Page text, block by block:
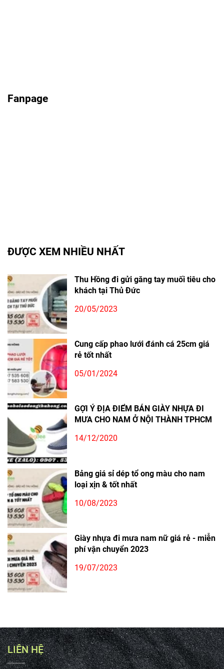
Fanpage
ĐƯỢC XEM NHIỀU NHẤT
Thu Hồng đi gửi găng tay muối tiêu cho
khách tại Thủ Đức
20/05/2023
Cung cấp phao lưới đánh cá 25cm giá
rẻ tốt nhất
05/01/2024
GỢI Ý ĐỊA ĐIỂM BÁN GIÀY NHỰA ĐI
MƯA CHO NAM Ở NỘI THÀNH TPHCM
14/12/2020
Bảng giá sỉ dép tổ ong màu cho nam
loại xịn & tốt nhất
10/08/2023
Giày nhựa đi mưa nam nữ giá rẻ - miễn
phí vận chuyển 2023
19/07/2023
LIÊN HỆ